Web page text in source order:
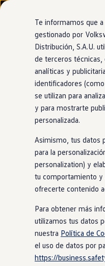
Ir
directamente
al contenido
Ir
directamente
al pie de
página
Nuevo ID. Cross
Vehículos
Compra y ofertas
Volkswagen
Volkswagen de
Financiación
My Renting
My Way
Seguros
Empresas
Eléctricos e híbridos
Más sobre
Plan Auto +
Etiquetas DGT
Simulador de
Carga y
Soluciones
Tarifas de
Carga en
Modos de
Autonomía
Clientes y posventa
Club Volkswagen
Ofertas posventa
Te informamos que
gestionado por
Distribución, S.A.U.
de terceros técnicas,
analíticas y
identificadores
se utilizan para
y para mostrarte
personalizada.
Asimismo, tus datos
para la
personalization) y
tu comportamiento y
ofrecerte contenido
Para obtener más
utilizamos tus datos
nuestra Política de
el uso de datos por
https://